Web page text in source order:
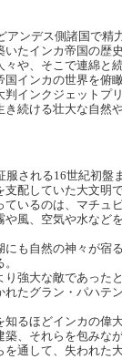
アンデス側諸国で
たインカ帝国の歴
や、そこで連綿と
インカの世界を俯
インクジェットプ
続ける壮大な自然
される16世紀初
配していた大文明
いるのは、マチュ
風、空気や水など
も自然の神々が宿
強大な敵であった
たグラン・パハテ
るほどインカの偉
、それらを包みな
通して、失われた